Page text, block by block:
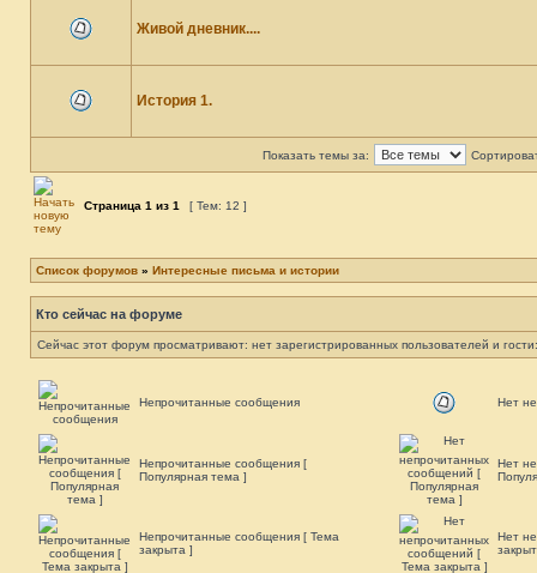
Живой дневник....
История 1.
Показать темы за:
Страница 1 из 1 [ Тем: 12 ]
Список форумов » Интересные письма и истории
Кто сейчас на форуме
Сейчас этот форум просматривают: нет зарегистрированных пользователей и
Непрочитанные сообщения Нет
Непрочитанные сообщения [
Популярная тема ]
Нет
Непрочитанные сообщения [ Тема
закрыта ]
Нет